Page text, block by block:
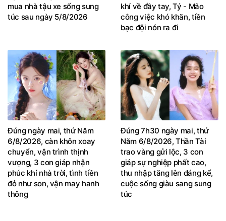
mua nhà tậu xe sống sung
túc sau ngày 5/8/2026
khí về đầy tay, Tý - Mão
công việc khó khăn, tiền
bạc đội nón ra đi
Đúng ngày mai, thứ Năm
6/8/2026, càn khôn xoay
chuyển, vận trình thịnh
vượng, 3 con giáp nhận
phúc khí nhà trời, tình tiền
đỏ như son, vận may hanh
thông
Đúng 7h30 ngày mai, thứ
Năm 6/8/2026, Thần Tài
trao vàng gửi lộc, 3 con
giáp sự nghiệp phất cao,
thu nhập tăng lên đáng kể,
cuộc sống giàu sang sung
túc